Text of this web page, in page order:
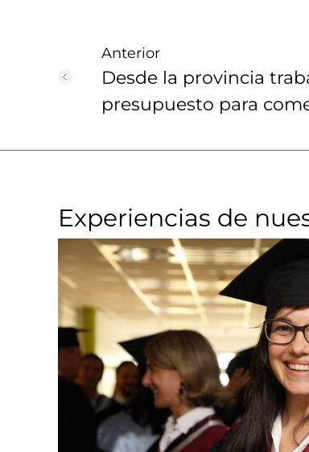
Anterior
Desde la provincia
presupuesto para
Experiencias de